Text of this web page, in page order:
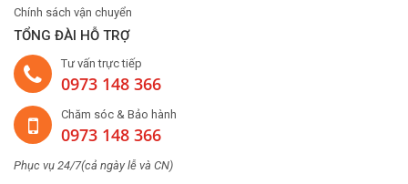
Chính sách vận chuyển
TỔNG ĐÀI HỖ TRỢ
Tư vấn trực tiếp
0973 148 366
Chăm sóc & Bảo hành
0973 148 366
Phục vụ 24/7(cả ngày lễ và CN)